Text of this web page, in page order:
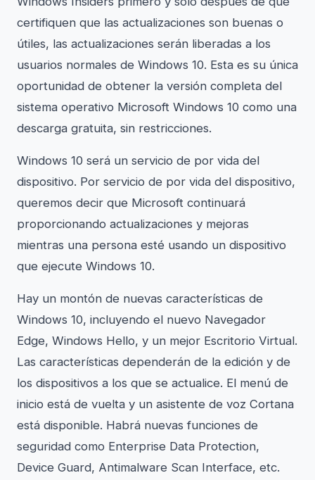
certifiquen que las actualizaciones son buenas o
útiles, las actualizaciones serán liberadas a los
usuarios normales de Windows 10. Esta es su única
oportunidad de obtener la versión completa del
sistema operativo Microsoft Windows 10 como una
descarga gratuita, sin restricciones.
Windows 10 será un servicio de por vida del
dispositivo. Por servicio de por vida del dispositivo,
queremos decir que Microsoft continuará
proporcionando actualizaciones y mejoras
mientras una persona esté usando un dispositivo
que ejecute Windows 10.
Hay un montón de nuevas características de
Windows 10, incluyendo el nuevo Navegador
Edge, Windows Hello, y un mejor Escritorio Virtual.
Las características dependerán de la edición y de
los dispositivos a los que se actualice. El menú de
inicio está de vuelta y un asistente de voz Cortana
está disponible. Habrá nuevas funciones de
seguridad como Enterprise Data Protection,
Device Guard, Antimalware Scan Interface, etc.